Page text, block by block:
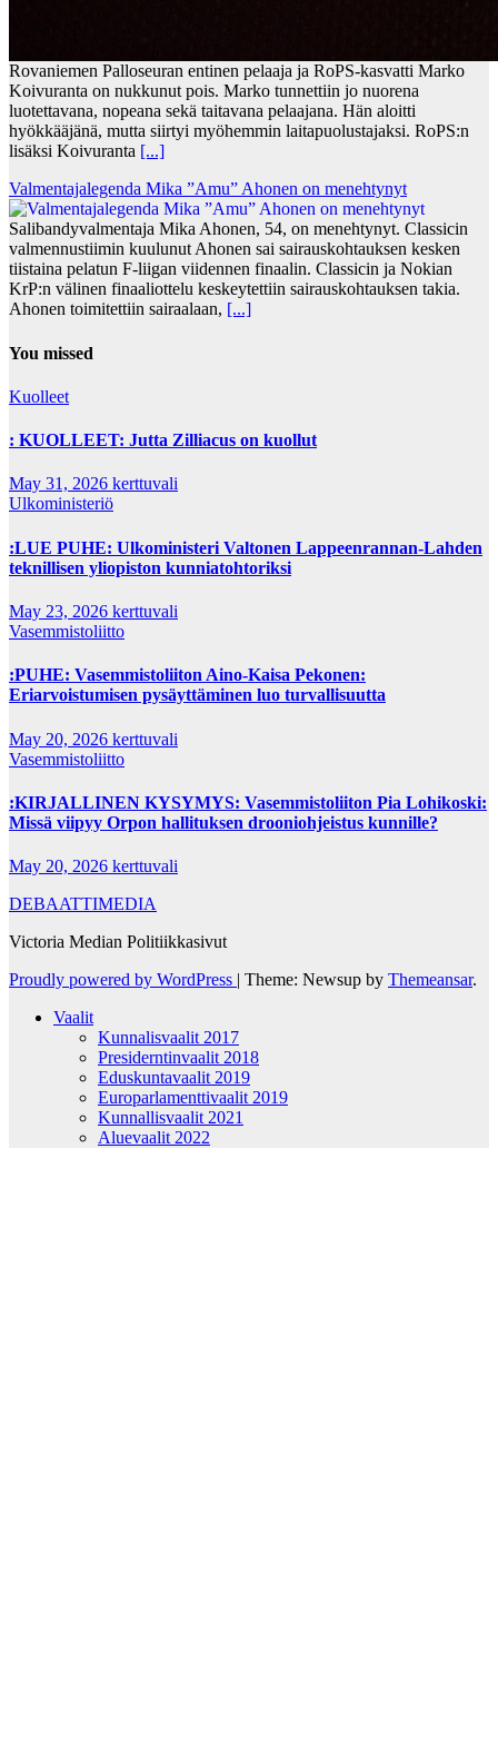
Rovaniemen Palloseuran entinen pelaaja ja RoPS-kasvatti Marko
Koivuranta on nukkunut pois. Marko tunnettiin jo nuorena
luotettavana, nopeana sekä taitavana pelaajana. Hän aloitti
hyökkääjänä, mutta siirtyi myöhemmin laitapuolustajaksi. RoPS:n
lisäksi Koivuranta [...]
Valmentajalegenda Mika ”Amu” Ahonen on menehtynyt
Salibandyvalmentaja Mika Ahonen, 54, on menehtynyt. Classicin
valmennustiimin kuulunut Ahonen sai sairauskohtauksen kesken
tiistaina pelatun F-liigan viidennen finaalin. Classicin ja Nokian
KrP:n välinen finaaliottelu keskeytettiin sairauskohtauksen takia.
Ahonen toimitettiin sairaalaan, [...]
You missed
Kuolleet
: KUOLLEET: Jutta Zilliacus on kuollut
May 31, 2026 kerttuvali
Ulkoministeriö
:LUE PUHE: Ulkoministeri Valtonen Lappeenrannan-Lahden
teknillisen yliopiston kunniatohtoriksi
May 23, 2026 kerttuvali
Vasemmistoliitto
:PUHE: Vasemmistoliiton Aino-Kaisa Pekonen:
Eriarvoistumisen pysäyttäminen luo turvallisuutta
May 20, 2026 kerttuvali
Vasemmistoliitto
:KIRJALLINEN KYSYMYS: Vasemmistoliiton Pia Lohikoski:
Missä viipyy Orpon hallituksen drooniohjeistus kunnille?
May 20, 2026 kerttuvali
DEBAATTIMEDIA
Victoria Median Politiikkasivut
Proudly powered by WordPress | Theme: Newsup by Themeansar.
Vaalit
Kunnalisvaalit 2017
Presiderntinvaalit 2018
Eduskuntavaalit 2019
Europarlamenttivaalit 2019
Kunnallisvaalit 2021
Aluevaalit 2022